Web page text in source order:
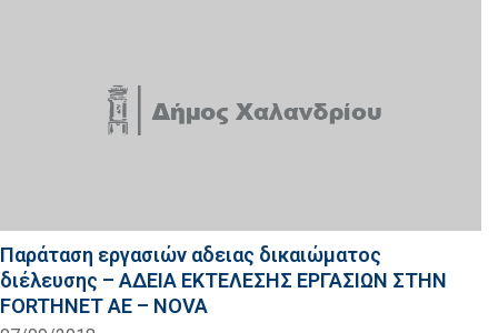
Παράταση εργασιών αδειας δικαιώματος
διέλευσης – ΑΔΕΙΑ ΕΚΤΕΛΕΣΗΣ ΕΡΓΑΣΙΩΝ ΣΤΗΝ
FORTHNET AE – NOVA